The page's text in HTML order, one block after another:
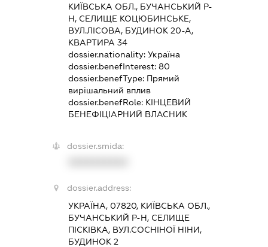
КИЇВСЬКА ОБЛ., БУЧАНСЬКИЙ Р-
Н, СЕЛИЩЕ КОЦЮБИНСЬКЕ,
ВУЛ.ЛІСОВА, БУДИНОК 20-А,
КВАРТИРА 34
dossier.nationality: Україна
dossier.benefInterest: 80
dossier.benefType: Прямий
вирішальний вплив
dossier.benefRole: КІНЦЕВИЙ
БЕНЕФІЦІАРНИЙ ВЛАСНИК
dossier.smida:
dossier.address:
УКРАЇНА, 07820, КИЇВСЬКА ОБЛ.,
БУЧАНСЬКИЙ Р-Н, СЕЛИЩЕ
ПІСКІВКА, ВУЛ.СОСНІНОЇ НІНИ,
БУДИНОК 2